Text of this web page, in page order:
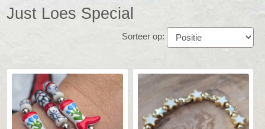
Just Loes Special
Sorteer op: